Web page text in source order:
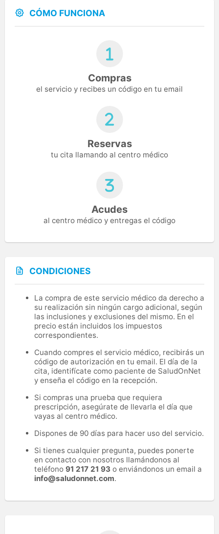
CÓMO FUNCIONA
Compras
el servicio y recibes un código en tu email
Reservas
tu cita llamando al centro médico
Acudes
al centro médico y entregas el código
CONDICIONES
La compra de este servicio médico da derecho a
su realización sin ningún cargo adicional, según
las inclusiones y exclusiones del mismo. En el
precio están incluidos los impuestos
correspondientes.
Cuando compres el servicio médico, recibirás un
código de autorización en tu email. El día de la
cita, identifícate como paciente de SaludOnNet
y enseña el código en la recepción.
Si compras una prueba que requiera
prescripción, asegúrate de llevarla el día que
vayas al centro médico.
Dispones de 90 días para hacer uso del servicio.
Si tienes cualquier pregunta, puedes ponerte
en contacto con nosotros llamándonos al
teléfono 91 217 21 93 o enviándonos un email a
info@saludonnet.com.